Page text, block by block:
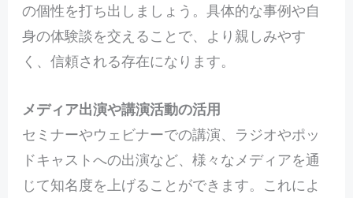
の個性を打ち出しましょう。具体的な事例や自
身の体験談を交えることで、より親しみやす
く、信頼される存在になります。
メディア出演や講演活動の活用
セミナーやウェビナーでの講演、ラジオやポッ
ドキャストへの出演など、様々なメディアを通
じて知名度を上げることができます。これによ